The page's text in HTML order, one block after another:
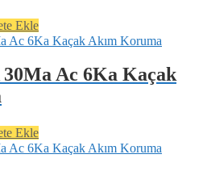
Ekle
30Ma Ac 6Ka Kaçak
Ekle